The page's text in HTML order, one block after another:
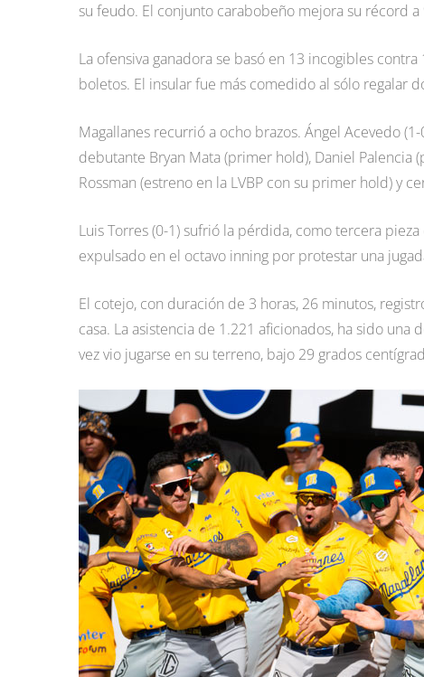
su feudo. El conjunto carabobeño mejora su récord
La ofensiva ganadora se basó en 13 incogibles
boletos. El insular fue más comedido al sólo regalar
Magallanes recurrió a ocho brazos. Ángel Acevedo
debutante Bryan Mata (primer hold), Daniel Palencia
Rossman (estreno en la LVBP con su primer hold) y
Luis Torres (0-1) sufrió la pérdida, como tercera
expulsado en el octavo inning por protestar una
El cotejo, con duración de 3 horas, 26 minutos,
casa. La asistencia de 1.221 aficionados, ha sido
vez vio jugarse en su terreno, bajo 29 grados